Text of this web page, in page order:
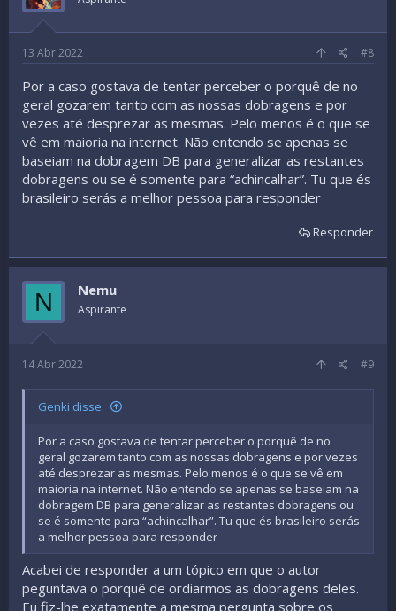
13 Abr 2022 #8
Por a caso gostava de tentar perceber o porquê de no
geral gozarem tanto com as nossas dobragens e por
vezes até desprezar as mesmas. Pelo menos é o que se
vê em maioria na internet. Não entendo se apenas se
baseiam na dobragem DB para generalizar as restantes
dobragens ou se é somente para “achincalhar”. Tu que és
brasileiro serás a melhor pessoa para responder
Responder
N Nemu
Aspirante
14 Abr 2022 #9
Genki disse:
Por a caso gostava de tentar perceber o porquê de no
geral gozarem tanto com as nossas dobragens e por vezes
até desprezar as mesmas. Pelo menos é o que se vê em
maioria na internet. Não entendo se apenas se baseiam na
dobragem DB para generalizar as restantes dobragens ou
se é somente para “achincalhar”. Tu que és brasileiro serás
a melhor pessoa para responder
Acabei de responder a um tópico em que o autor
peguntava o porquê de ordiarmos as dobragens deles.
Eu fiz-lhe exatamente a mesma pergunta sobre os